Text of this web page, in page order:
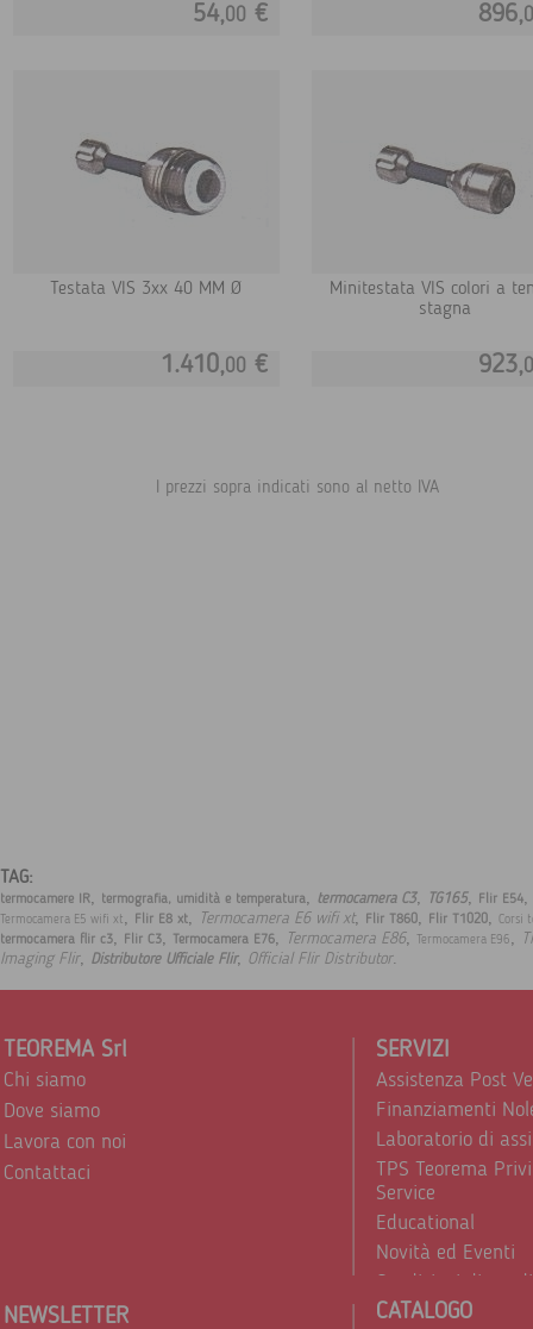
54,00 € 896,
Testata VIS 3xx 40 MM Ø
1.410,00 €
Minitestata VIS colori a
stagna
923,
I prezzi sopra indicati sono al netto IVA
TAG:
termocamere IR, termografia, umidità e temperatura, termocamera C3, TG165, Flir E54,
Termocamera E5 wifi xt, Flir E8 xt, Termocamera E6 wifi xt, Flir T860, Flir T1020, Corsi
termocamera flir c3, Flir C3, Termocamera E76, Termocamera E86, Termocamera E96,
Imaging Flir, Distributore Ufficiale Flir, Official Flir Distributor.
TEOREMA Srl
Chi siamo
Dove siamo
Lavora con noi
Contattaci
SERVIZI
Assistenza Post
Finanziamenti
Laboratorio di
TPS Teorema
Service
Educational
Novità ed Eventi
Condizioni di
Trattamento dei
NEWSLETTER CATALOGO